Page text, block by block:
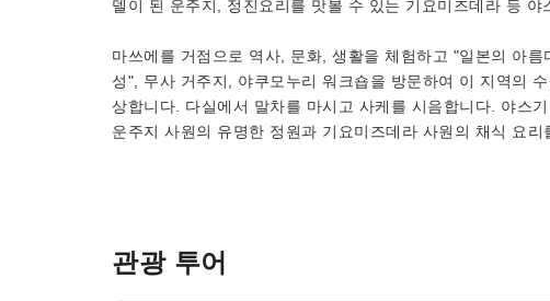
델이 된 운주지, 정진요리를 맛볼 수 있는 기요미즈데라 등 야
마쓰에를 거점으로 역사, 문화, 생활을 체험하고 "일본의 아
성", 무사 거주지, 야쿠모누리 워크숍을 방문하여 이 지역의
상합니다. 다실에서 말차를 마시고 사케를 시음합니다. 야스
운주지 사원의 유명한 정원과 기요미즈데라 사원의 채식 요리
관광 투어